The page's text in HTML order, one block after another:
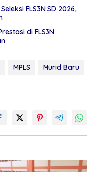
FLS3N SD 2026,
di FLS3N
MPLS
Murid Baru